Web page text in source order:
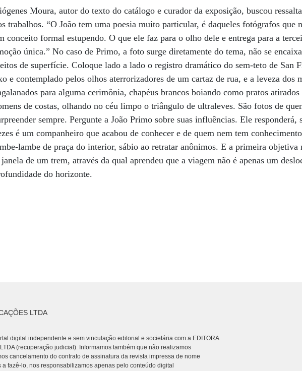
Moura, autor do texto do catálogo e curador da exposição, buscou
trabalhos. “O João tem uma poesia muito particular, é daqueles fotógrafos que
conceito formal estupendo. O que ele faz para o olho dele e entrega para a
única.” No caso de Primo, a foto surge diretamente do tema, não se
de superfície. Coloque lado a lado o registro dramático do sem-teto de San
e contemplado pelos olhos aterrorizadores de um cartaz de rua, e a leveza dos
para alguma cerimônia, chapéus brancos boiando como pratos
de costas, olhando no céu limpo o triângulo de ultraleves. São fotos de
sempre. Pergunte a João Primo sobre suas influências. Ele responderá,
é um companheiro que acabou de conhecer e de quem nem tem
lambe de praça do interior, sábio ao retratar anônimos. E a primeira objetiva
de um trem, através da qual aprendeu que a viagem não é apenas um
do horizonte.
LTDA
digital independente e sem vinculação editorial e societária com a EDITORA
(recuperação judicial). Informamos também que não realizamos
cancelamento do contrato de assinatura da revista impressa de nome
a fazê-lo, nos responsabilizamos apenas pelo conteúdo digital